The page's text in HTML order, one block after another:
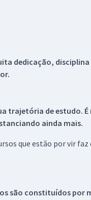
dedicação, disciplina
trajetória de estudo.
ainda mais.
que estão por vir faz
são constituídos por